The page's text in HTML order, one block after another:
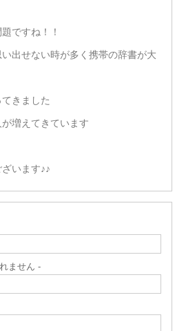
ですね！！
出せない時が多く携帯の辞書が大
きました
増えてきています
います♪♪
ません -